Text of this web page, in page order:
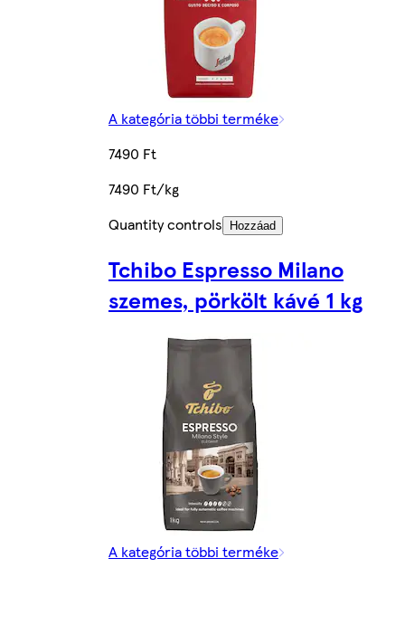
A kategória többi terméke
7490 Ft
7490 Ft/kg
Quantity controls
Hozzáad
Tchibo Espresso Milano
szemes, pörkölt kávé 1 kg
A kategória többi terméke